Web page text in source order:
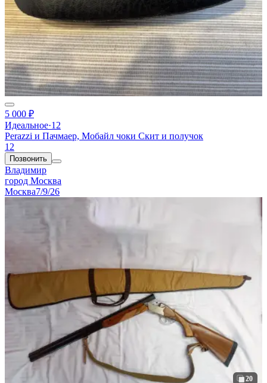
5 000 ₽
Идеальное·12
Perazzi и Пачмаер, Мобайл чоки Скит и получок
12
Позвонить
Владимир
город Москва
Москва7/9/26
20